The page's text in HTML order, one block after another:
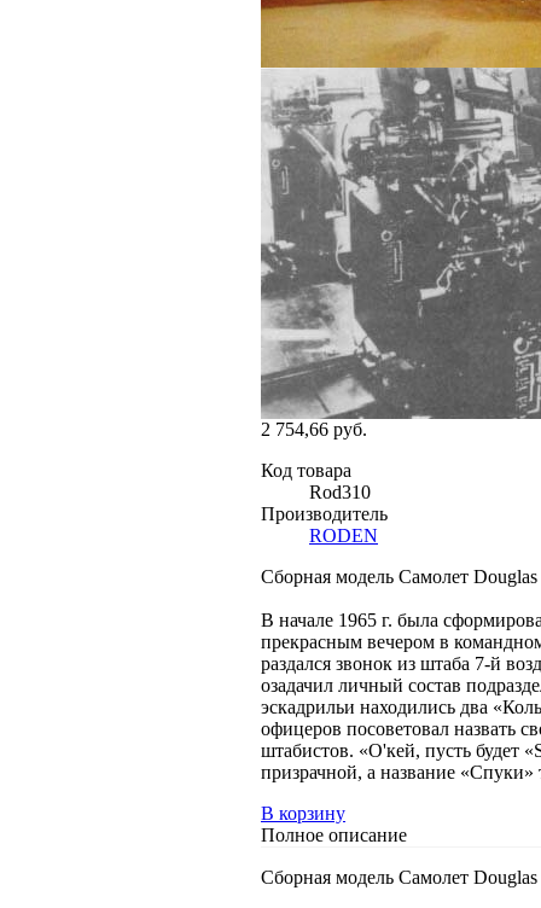
2 754,66 руб.
Код товара
Rod310
Производитель
RODEN
Сборная модель Самолет
В начале 1965 г. была
прекрасным вечером в
раздался звонок из штаба 7-й
озадачил личный состав
эскадрильи находились два
офицеров посоветовал назвать
штабистов. «О'кей, пусть будет
призрачной, а название «Спуки»
В корзину
Полное описание
Сборная модель Самолет